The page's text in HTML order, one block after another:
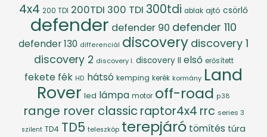
4x4 200 TDI 200TDI 300 TDI 300tdi ablak ajtó csörlő
defender defender 90 defender 110
defender 130 differenciál discovery discovery 1
discovery 2 discovery I. discovery II első erősített
fekete fék HD hátsó kemping kerék kormány Land
Rover led lámpa motor off-road p38
range rover classic raptor4x4 rrc series 3
szilent TD4 TD5 teleszkóp terepjáró tömítés túra